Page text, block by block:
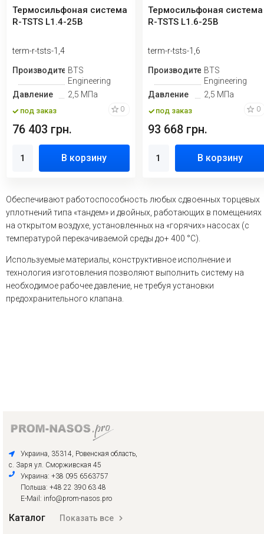
Термосильфоная система
R-TSTS L1.4-25B
term-r-tsts-1,4
ПроизводительBTS
Engineering
Давление
2,5 МПа
под заказ 0
76 403 грн.
В корзину
Термосильфоная система
R-TSTS L1.6-25B
term-r-tsts-1,6
ПроизводительBTS
Engineering
Давление
2,5 МПа
под заказ 0
93 668 грн.
В корзину
Обеспечивают работоспособность любых сдвоенных торцевых
уплотнений типа «тандем» и двойных, работающих в помещениях
на открытом воздухе, установленных на «горячих» насосах (с
температурой перекачиваемой среды до+ 400 °С).
Используемые материалы, конструктивное исполнение и
технология изготовления позволяют выполнить систему на
необходимое рабочее давление, не требуя установки
предохранительного клапана.
Украина, 35314, Ровенская область,
с. Заря ул. Сморживская 45
Украина: +38 095 6563757
Польша: +48 22 390 63 48
E-Mail: info@prom-nasos.pro
Каталог Показать все